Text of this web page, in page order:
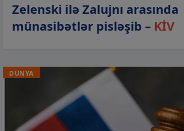
Zelenski ilə Zalujnı arasında
münasibətlər pisləşib – KİV
DÜNYA